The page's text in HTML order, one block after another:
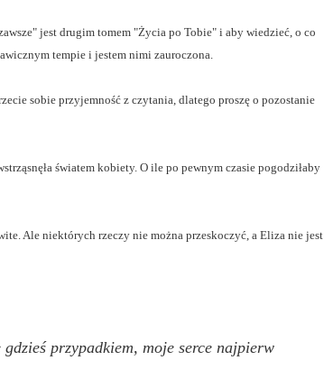
jest drugim tomem "Życia po Tobie" i aby wiedzieć, o co
tempie i jestem nimi zauroczona.
sobie przyjemność z czytania, dlatego proszę o pozostanie
światem kobiety. O ile po pewnym czasie pogodziłaby
Ale niektórych rzeczy nie można przeskoczyć, a Eliza nie jest
przypadkiem, moje serce najpierw